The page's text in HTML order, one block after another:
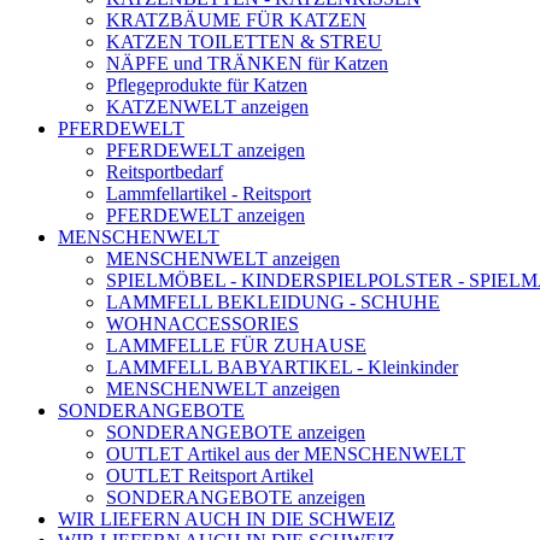
KRATZBÄUME FÜR KATZEN
KATZEN TOILETTEN & STREU
NÄPFE und TRÄNKEN für Katzen
Pflegeprodukte für Katzen
KATZENWELT anzeigen
PFERDEWELT
PFERDEWELT anzeigen
Reitsportbedarf
Lammfellartikel - Reitsport
PFERDEWELT anzeigen
MENSCHENWELT
MENSCHENWELT anzeigen
SPIELMÖBEL - KINDERSPIELPOLSTER -
LAMMFELL BEKLEIDUNG - SCHUHE
WOHNACCESSORIES
LAMMFELLE FÜR ZUHAUSE
LAMMFELL BABYARTIKEL - Kleinkinder
MENSCHENWELT anzeigen
SONDERANGEBOTE
SONDERANGEBOTE anzeigen
OUTLET Artikel aus der MENSCHENWELT
OUTLET Reitsport Artikel
SONDERANGEBOTE anzeigen
WIR LIEFERN AUCH IN DIE SCHWEIZ